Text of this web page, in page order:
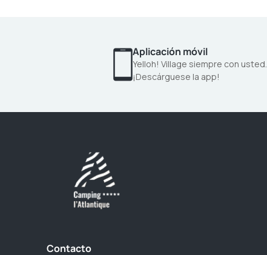
Aplicación móvil
Yelloh! Village siempre con usted.
¡Descárguese la app!
Contacto